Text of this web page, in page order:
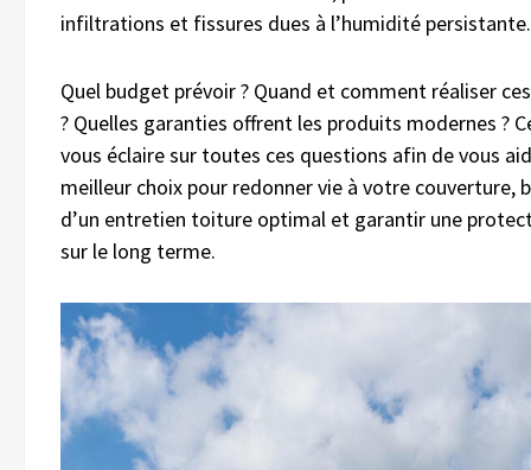
infiltrations et fissures dues à l’humidité persistante.
Quel budget prévoir ? Quand et comment réaliser
? Quelles garanties offrent les produits modernes ?
vous éclaire sur toutes ces questions afin de vous
meilleur choix pour redonner vie à votre couverture,
d’un entretien toiture optimal et garantir une
sur le long terme.